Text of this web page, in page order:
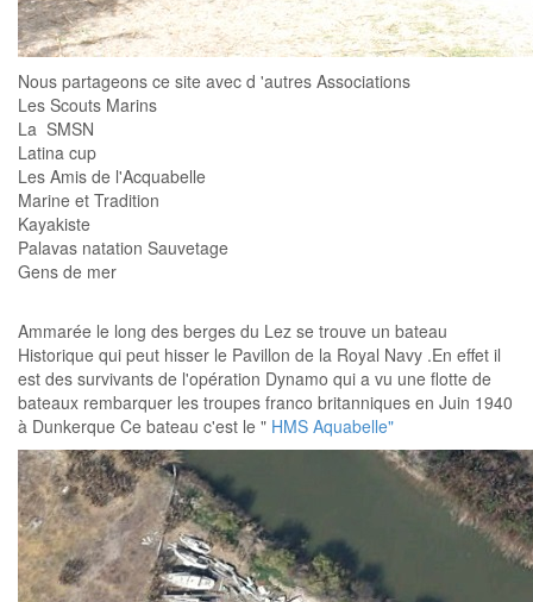
Nous partageons ce site avec d 'autres Associations
Les Scouts Marins
La SMSN
Latina cup
Les Amis de l'Acquabelle
Marine et Tradition
Kayakiste
Palavas natation Sauvetage
Gens de mer
Ammarée le long des berges du Lez se trouve un bateau
Historique qui peut hisser le Pavillon de la Royal Navy .En effet il
est des survivants de l'opération Dynamo qui a vu une flotte de
bateaux rembarquer les troupes franco britanniques en Juin 1940
à Dunkerque Ce bateau c'est le " HMS Aquabelle"